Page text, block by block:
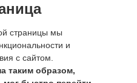
страницы мы
и
с сайтом.
таким образом,